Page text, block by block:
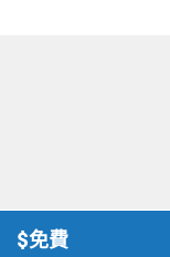
$免費